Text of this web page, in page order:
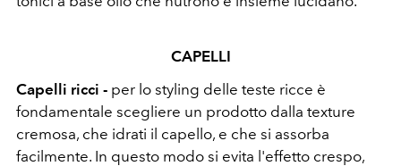
CAPELLI
Capelli ricci - per lo styling delle teste ricce è
fondamentale scegliere un prodotto dalla texture
cremosa, che idrati il capello, e che si assorba
facilmente. In questo modo si evita l'effetto crespo,